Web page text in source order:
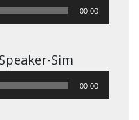
00:00
Sim
00:00